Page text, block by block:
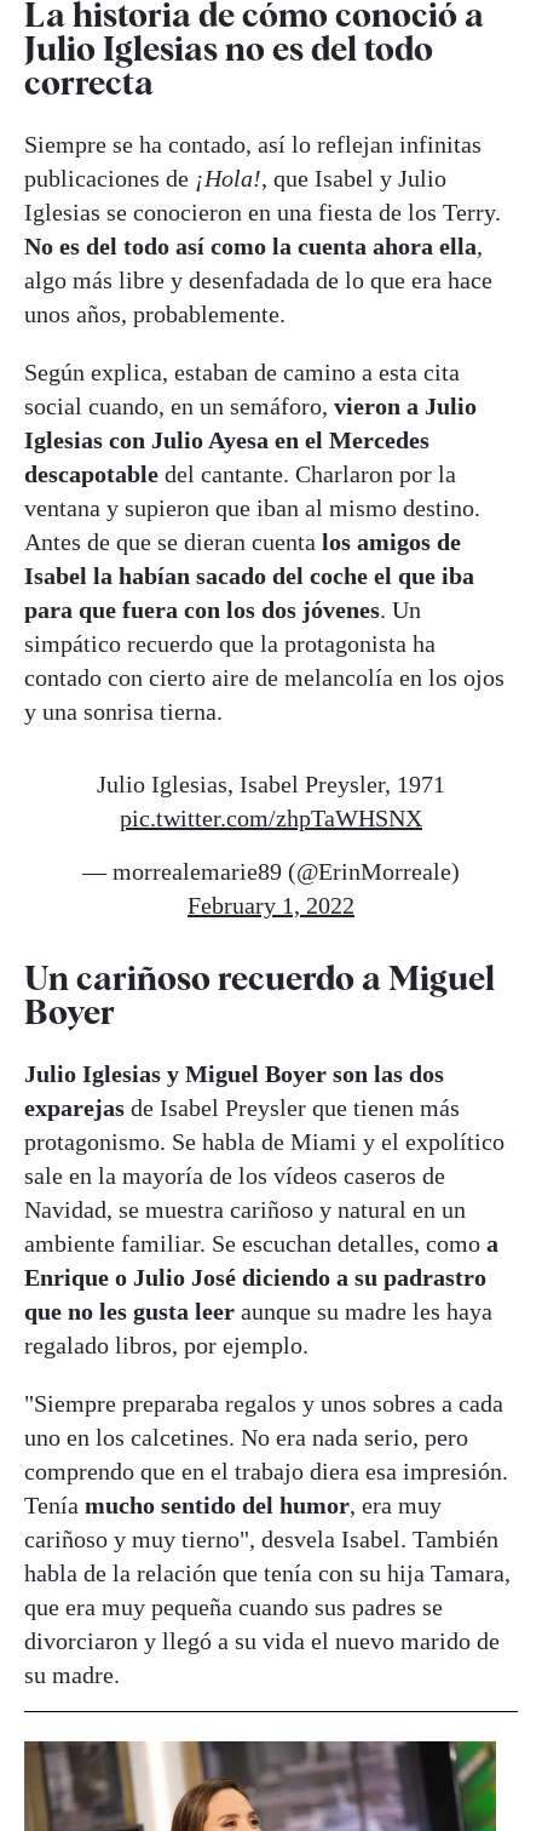
La historia de cómo conoció a
Julio Iglesias no es del todo
correcta
Siempre se ha contado, así lo reflejan infinitas
publicaciones de ¡Hola!, que Isabel y Julio
Iglesias se conocieron en una fiesta de los Terry.
No es del todo así como la cuenta ahora ella,
algo más libre y desenfadada de lo que era hace
unos años, probablemente.
Según explica, estaban de camino a esta cita
social cuando, en un semáforo, vieron a Julio
Iglesias con Julio Ayesa en el Mercedes
descapotable del cantante. Charlaron por la
ventana y supieron que iban al mismo destino.
Antes de que se dieran cuenta los amigos de
Isabel la habían sacado del coche el que iba
para que fuera con los dos jóvenes. Un
simpático recuerdo que la protagonista ha
contado con cierto aire de melancolía en los ojos
y una sonrisa tierna.
Julio Iglesias, Isabel Preysler, 1971
pic.twitter.com/zhpTaWHSNX
— morrealemarie89 (@ErinMorreale)
February 1, 2022
Un cariñoso recuerdo a Miguel
Boyer
Julio Iglesias y Miguel Boyer son las dos
exparejas de Isabel Preysler que tienen más
protagonismo. Se habla de Miami y el expolítico
sale en la mayoría de los vídeos caseros de
Navidad, se muestra cariñoso y natural en un
ambiente familiar. Se escuchan detalles, como a
Enrique o Julio José diciendo a su padrastro
que no les gusta leer aunque su madre les haya
regalado libros, por ejemplo.
"Siempre preparaba regalos y unos sobres a cada
uno en los calcetines. No era nada serio, pero
comprendo que en el trabajo diera esa impresión.
Tenía mucho sentido del humor, era muy
cariñoso y muy tierno", desvela Isabel. También
habla de la relación que tenía con su hija Tamara,
que era muy pequeña cuando sus padres se
divorciaron y llegó a su vida el nuevo marido de
su madre.